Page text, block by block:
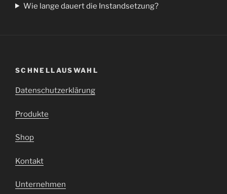
Wie lange dauert die Instandsetzung?
SCHNELLAUSWAHL
Datenschutzerklärung
Produkte
Shop
Kontakt
Unternehmen